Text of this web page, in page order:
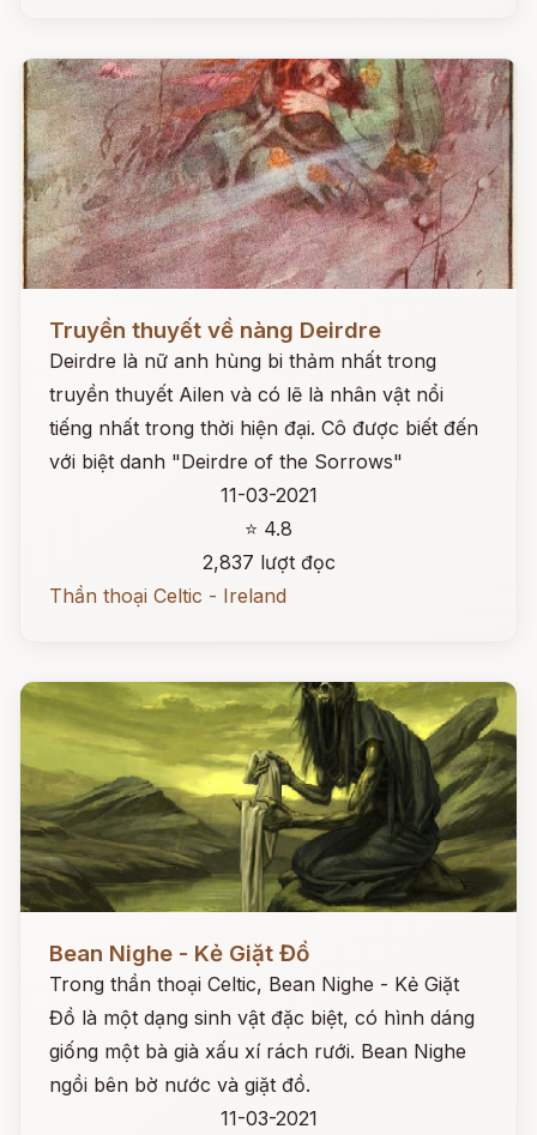
Đọc ngay
Truyền thuyết về nàng Deirdre
Deirdre là nữ anh hùng bi thảm nhất trong
truyền thuyết Ailen và có lẽ là nhân vật nổi
tiếng nhất trong thời hiện đại. Cô được biết đến
với biệt danh "Deirdre of the Sorrows"
11-03-2021
⭐ 4.8
2,837 lượt đọc
Thần thoại Celtic - Ireland
Bean Nighe - Kẻ Giặt Đồ
Trong thần thoại Celtic, Bean Nighe - Kẻ Giặt
Đồ là một dạng sinh vật đặc biệt, có hình dáng
giống một bà già xấu xí rách rưới. Bean Nighe
ngồi bên bờ nước và giặt đồ.
11-03-2021